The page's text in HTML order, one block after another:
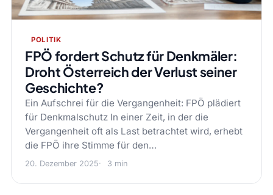
POLITIK
FPÖ fordert Schutz für Denkmäler:
Droht Österreich der Verlust seiner
Geschichte?
Ein Aufschrei für die Vergangenheit: FPÖ plädiert
für Denkmalschutz In einer Zeit, in der die
Vergangenheit oft als Last betrachtet wird, erhebt
die FPÖ ihre Stimme für den…
20. Dezember 2025 3 min